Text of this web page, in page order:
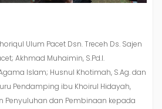
Ulum Pacet Dsn. Treceh Ds. Sajen
Akhmad Muhaimin, S.Pd.I.
Islam; Husnul Khotimah, S.Ag. dan
Pendamping ibu Khoirul Hidayah,
Penyuluhan dan Pembinaan kepada